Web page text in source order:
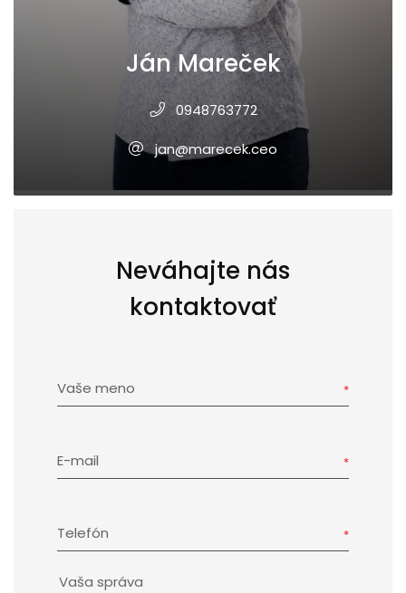
Ján Mareček
0948763772
jan@marecek.ceo
Neváhajte nás
kontaktovať
Vaše meno
E-mail
Telefón